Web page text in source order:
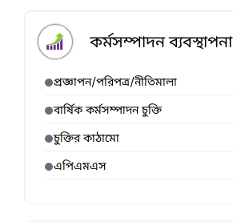
কর্মসম্পাদন ব্যবস্থাপনা
প্রজ্ঞাপন/পরিপত্র/নীতিমালা
বার্ষিক কর্মসম্পাদন চুক্তি
চুক্তির কাঠামো
এপিএমএস